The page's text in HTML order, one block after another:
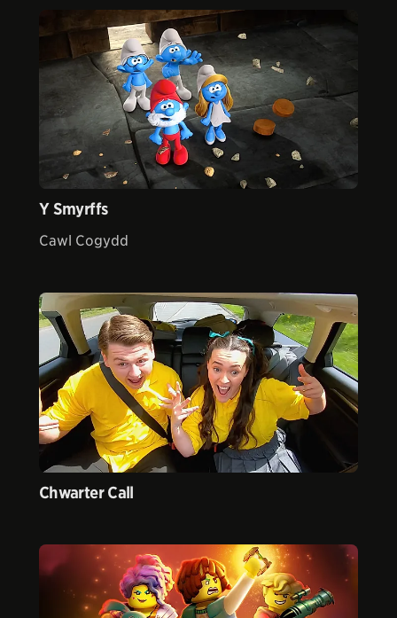
Y Smyrffs
Cawl Cogydd
Chwarter Call